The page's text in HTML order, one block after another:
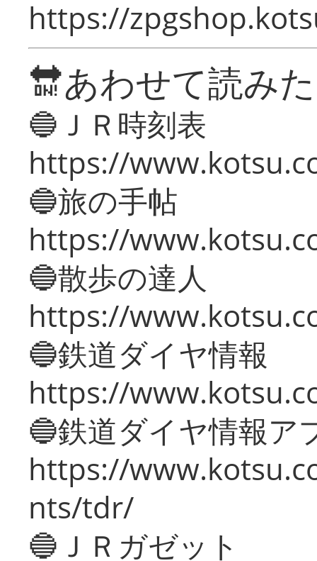
https://
🔛あわせて読み
🔵ＪＲ時刻表
https://
🔵旅の手帖
https://
🔵散歩の達人
https://
🔵鉄道ダイヤ情報
https://
🔵鉄道ダイヤ情報ア
https://
nts/tdr/
🔵ＪＲガゼット